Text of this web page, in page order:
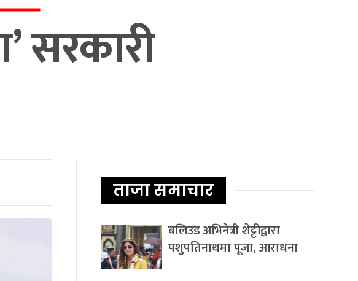
सरकारी
ताजा समाचार
बलिउड अभिनेत्री शेट्टीद्वारा
पशुपतिनाथमा पूजा, आराधना